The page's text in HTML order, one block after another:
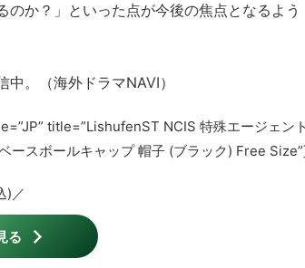
か？」といった点が今後の焦点となるよう
中。（海外ドラマNAVI）
title=”LishufenST NCIS 特殊エージェン
ースボールキャップ 帽子 (ブラック) Free
)／
る